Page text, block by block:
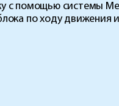
с помощью системы
по ходу